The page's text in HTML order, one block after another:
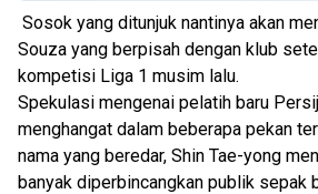
Sosok yang ditunjuk nantinya akan
Souza yang berpisah dengan klub
kompetisi Liga 1 musim lalu.
Spekulasi mengenai pelatih baru
menghangat dalam beberapa pekan
nama yang beredar, Shin Tae-yong
banyak diperbincangkan publik sepak